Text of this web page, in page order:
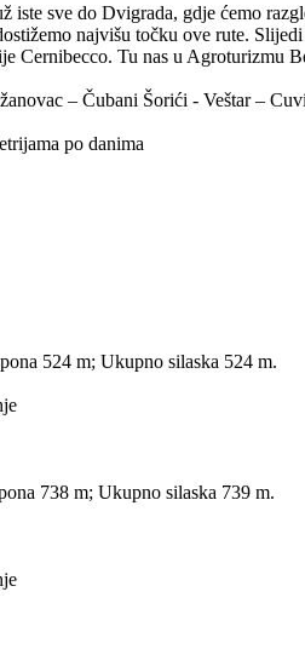
sve do Dvigrada, gdje ćemo
najvišu točku ove rute.
Tu nas u Agroturizmu
– Čubani Šorići - Veštar –
po danima
524 m; Ukupno silaska 524 m.
738 m; Ukupno silaska 739 m.